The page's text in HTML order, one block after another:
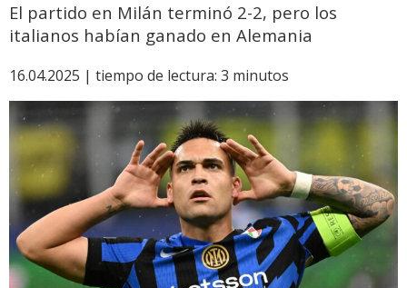
El partido en Milán terminó 2-2, pero los
italianos habían ganado en Alemania
16.04.2025 | tiempo de lectura: 3 minutos